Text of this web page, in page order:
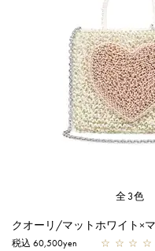
全3色
税込 60,500yen ☆ ☆ ☆ ☆